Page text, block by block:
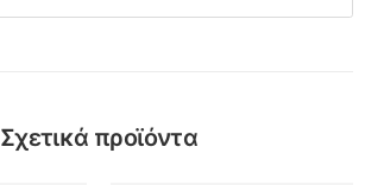
Σχετικά προϊόντα